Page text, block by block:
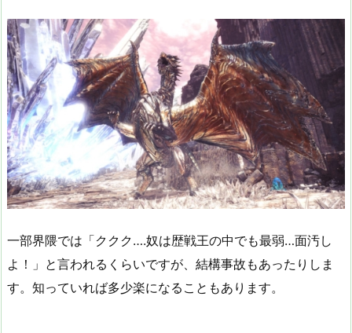
一部界隈では「ククク….奴は歴戦王の中でも最弱…面汚し
よ！」と言われるくらいですが、結構事故もあったりしま
す。知っていれば多少楽になることもあります。